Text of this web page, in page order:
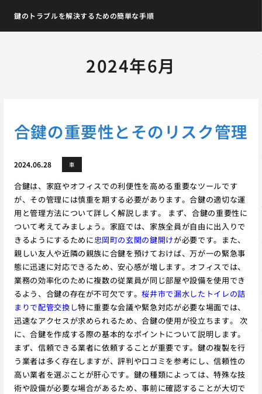
鍵のトラブルを解決するための簡単な手順
2024年6月
合鍵の重要性とそのリスク管理
2024.06.28 車
合鍵は、家庭やオフィスでの利便性を高める重要なツールです
が、その管理には慎重を期する必要があります。合鍵の適切な運
用と管理方法について詳しく解説します。 まず、合鍵の重要性に
ついて考えてみましょう。家庭では、家族全員が自由に出入りで
きるようにするために忠岡町の玄関の鍵開けが必要です。また、
親しい友人や近隣の親族に合鍵を預けておけば、万が一の緊急事
態に迅速に対応できるため、安心感が増します。オフィスでは、
業務の効率化のために複数の従業員が同じ部屋や設備を使用でき
るよう、合鍵の存在が不可欠です。桜井市で漏水したトイレの詰
まりで配管交換し特に重要な会議や緊急対応が必要な場面では、
迅速なアクセスが求められるため、合鍵の使用が役立ちます。 次
に、合鍵を作成する際の基本的なポイントについて説明します。
まず、信頼できる業者に依頼することが重要です。鍵の複製を行
う業者は多く存在しますが、評判や口コミを参考にし、信頼性の
高い業者を選ぶことが肝心です。鍵の種類によっては、特殊な技
術や設備が必要な場合があるため、事前に確認することが大切で